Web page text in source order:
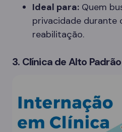
Ideal para: Quem
privacidade durante
reabilitação.
3. Clínica de Alto